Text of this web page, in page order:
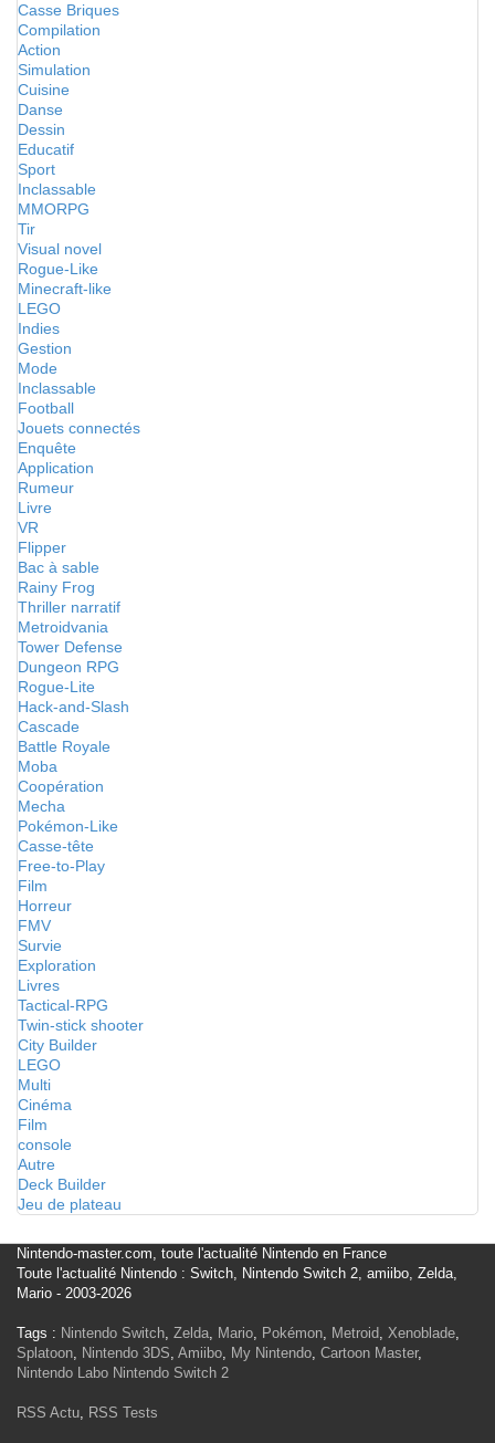
Casse Briques
Compilation
Action
Simulation
Cuisine
Danse
Dessin
Educatif
Sport
Inclassable
MMORPG
Tir
Visual novel
Rogue-Like
Minecraft-like
LEGO
Indies
Gestion
Mode
Inclassable
Football
Jouets connectés
Enquête
Application
Rumeur
Livre
VR
Flipper
Bac à sable
Rainy Frog
Thriller narratif
Metroidvania
Tower Defense
Dungeon RPG
Rogue-Lite
Hack-and-Slash
Cascade
Battle Royale
Moba
Coopération
Mecha
Pokémon-Like
Casse-tête
Free-to-Play
Film
Horreur
FMV
Survie
Exploration
Livres
Tactical-RPG
Twin-stick shooter
City Builder
LEGO
Multi
Cinéma
Film
console
Autre
Deck Builder
Jeu de plateau
Nintendo-master.com, toute l'actualité Nintendo en France
Toute l'actualité Nintendo : Switch, Nintendo Switch 2, amiibo, Zelda,
Mario - 2003-2026
Tags : Nintendo Switch, Zelda, Mario, Pokémon, Metroid, Xenoblade,
Splatoon, Nintendo 3DS, Amiibo, My Nintendo, Cartoon Master,
Nintendo Labo Nintendo Switch 2
RSS Actu, RSS Tests